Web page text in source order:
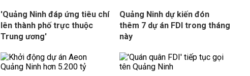
'Quảng Ninh đáp ứng tiêu chí
lên thành phố trực thuộc
Trung ương'
Quảng Ninh dự kiến đón
thêm 7 dự án FDI trong tháng
này